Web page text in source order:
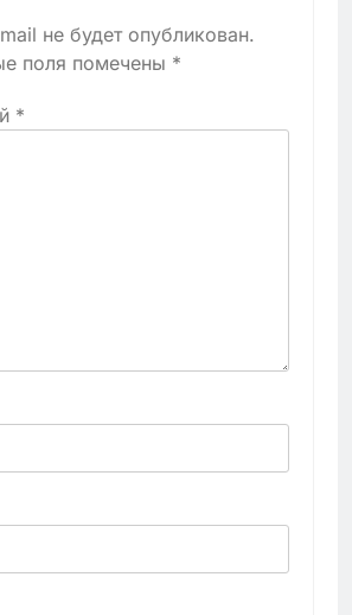
не будет опубликован.
поля помечены *
*